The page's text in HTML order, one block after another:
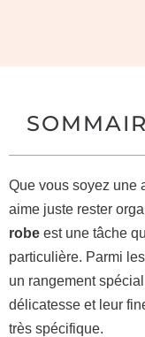
Que vous soyez une
aime juste rester
robe est une tâche
particulière. Parmi
un rangement
délicatesse et leur
très spécifique.